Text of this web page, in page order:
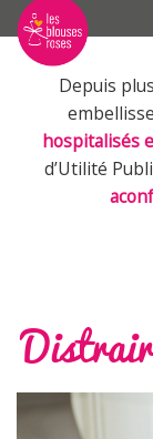
Depuis
hospitalisés
d’Utilité